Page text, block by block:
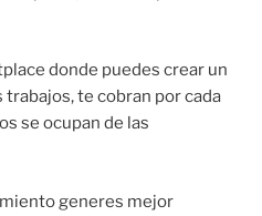
donde puedes crear un
te cobran por cada
se ocupan de las
generes mejor